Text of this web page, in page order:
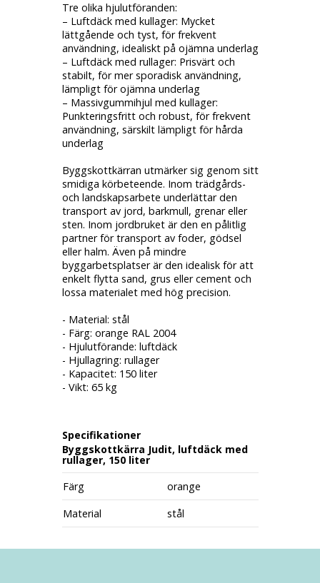
Tre olika hjulutföranden:
– Luftdäck med kullager: Mycket
lättgående och tyst, för frekvent
användning, idealiskt på ojämna underlag
– Luftdäck med rullager: Prisvärt och
stabilt, för mer sporadisk användning,
lämpligt för ojämna underlag
– Massivgummihjul med kullager:
Punkteringsfritt och robust, för frekvent
användning, särskilt lämpligt för hårda
underlag
Byggskottkärran utmärker sig genom sitt
smidiga körbeteende. Inom trädgårds-
och landskapsarbete underlättar den
transport av jord, barkmull, grenar eller
sten. Inom jordbruket är den en pålitlig
partner för transport av foder, gödsel
eller halm. Även på mindre
byggarbetsplatser är den idealisk för att
enkelt flytta sand, grus eller cement och
lossa materialet med hög precision.
- Material: stål
- Färg: orange RAL 2004
- Hjulutförande: luftdäck
- Hjullagring: rullager
- Kapacitet: 150 liter
- Vikt: 65 kg
Specifikationer
Byggskottkärra Judit, luftdäck med
rullager, 150 liter
Färg
orange
Material
stål